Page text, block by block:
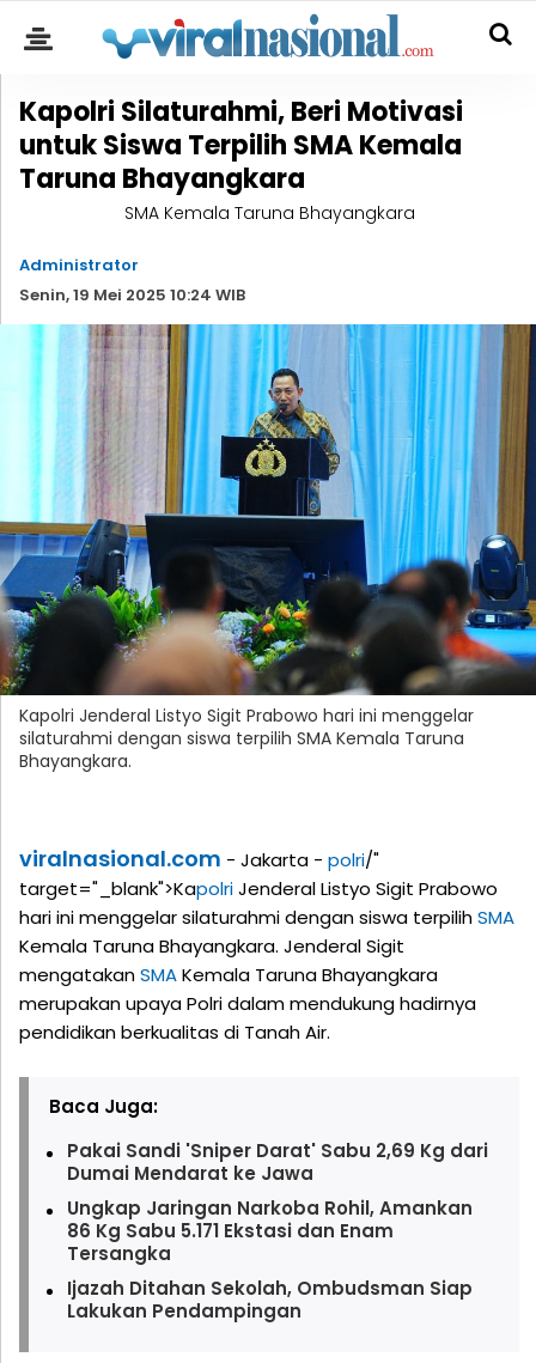
Kapolri Silaturahmi, Beri Motivasi
untuk Siswa Terpilih SMA Kemala
Taruna Bhayangkara
SMA Kemala Taruna Bhayangkara
Administrator
Senin, 19 Mei 2025 10:24 WIB
Kapolri Jenderal Listyo Sigit Prabowo hari ini menggelar
silaturahmi dengan siswa terpilih SMA Kemala Taruna
Bhayangkara.
viralnasional.com - Jakarta - polri/"
target="_blank">KapolriJenderal Listyo Sigit Prabowo
hari ini menggelar silaturahmi dengan siswa terpilihSMA
Kemala Taruna Bhayangkara. Jenderal Sigit
mengatakanSMAKemala Taruna Bhayangkara
merupakan upaya Polri dalam mendukung hadirnya
pendidikan berkualitas di Tanah Air.
Baca Juga:
Pakai Sandi 'Sniper Darat' Sabu 2,69 Kg dari
Dumai Mendarat ke Jawa
Ungkap Jaringan Narkoba Rohil, Amankan
86 Kg Sabu 5.171 Ekstasi dan Enam
Tersangka
Ijazah Ditahan Sekolah, Ombudsman Siap
Lakukan Pendampingan